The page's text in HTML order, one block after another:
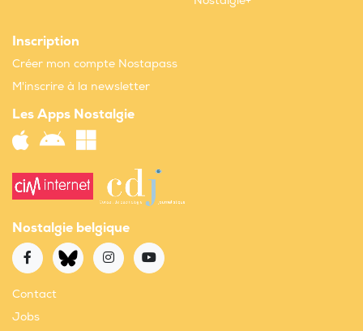
Inscription
Créer mon compte Nostapass
M'inscrire à la newsletter
Les Apps Nostalgie
Nostalgie belgique
Contact
Jobs